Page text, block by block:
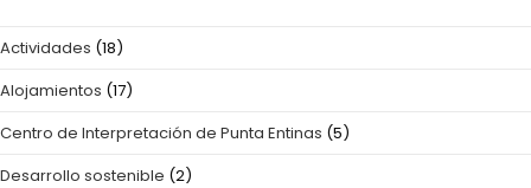
Actividades (18)
Alojamientos (17)
Centro de Interpretación de Punta Entinas (5)
Desarrollo sostenible (2)